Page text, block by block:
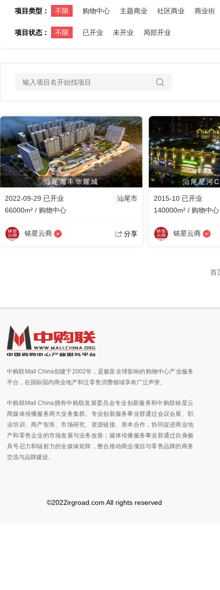
项目类型： 不限 购物中心 主题商业 社区商业 商业街
项目状态： 不限 已开业 未开业 局部开业
汕尾海丰华耀城
2022-09-29 已开业
汕尾市
66000m² / 购物中心
铱星云商 分享
汕尾星河
2015-10 已开业
140000m² / 购物中心
铱星云商
首
中购联Mall China创建于2002年，是极富全球影响的购物中心产业服务
平台，在国际国内商业地产和泛零售消费领域享有广泛声誉。
中购联Mall China拥有中购联发展委员会专业创新服务和中购联铱星云
商媒体传播服务两大业务集群。专业创新服务事业群通过会议会展、职
业培训、商产智库、市场研究、资源链接、资本合作，协同促进商业地
产和零售企业的市场发展与业务改善；媒体传播服务事业群通过自身极
具号召力和辐射力的全媒体矩阵，整合推动商业项目与零售品牌的商务
交流与品牌建设。
©2022irgroad.com All rights reserved